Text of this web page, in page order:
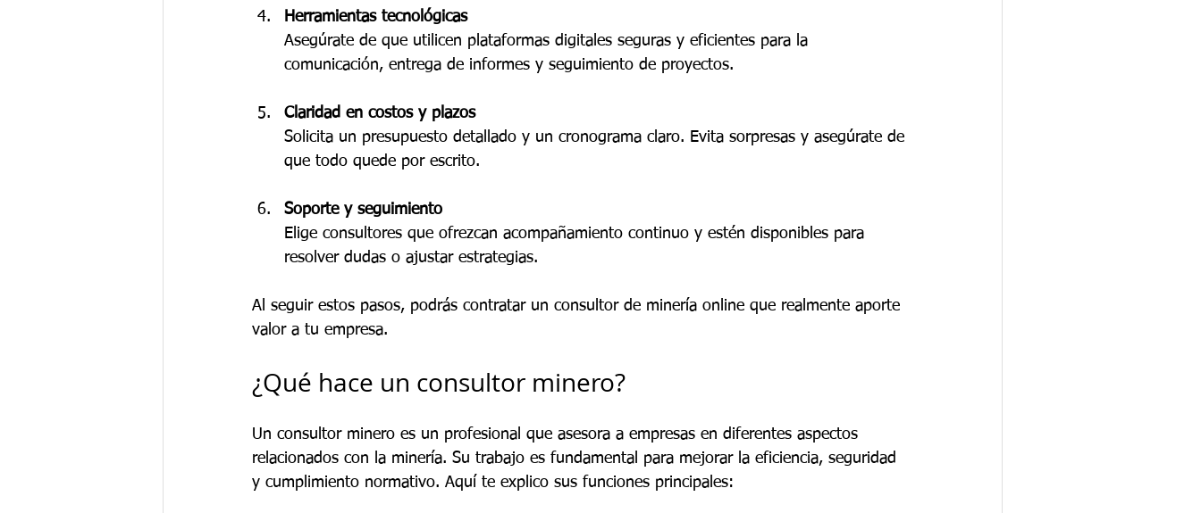
Herramientas tecnológicas
Asegúrate de que utilicen plataformas digitales seguras y eficientes para la
comunicación, entrega de informes y seguimiento de proyectos.
Claridad en costos y plazos
Solicita un presupuesto detallado y un cronograma claro. Evita sorpresas y asegúrate de
que todo quede por escrito.
Soporte y seguimiento
Elige consultores que ofrezcan acompañamiento continuo y estén disponibles para
resolver dudas o ajustar estrategias.
Al seguir estos pasos, podrás contratar un consultor de minería online que realmente aporte
valor a tu empresa.
¿Qué hace un consultor minero?
Un consultor minero es un profesional que asesora a empresas en diferentes aspectos
relacionados con la minería. Su trabajo es fundamental para mejorar la eficiencia, seguridad
y cumplimiento normativo. Aquí te explico sus funciones principales: